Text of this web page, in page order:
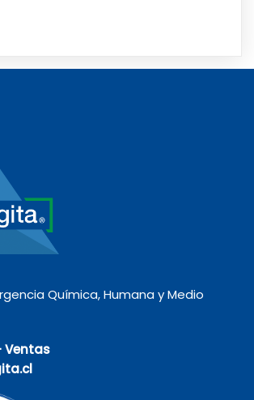
Química, Humana y Medio
Ventas